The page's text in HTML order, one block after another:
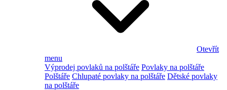
Otevřít
menu
Výprodej povlaků na polštáře Povlaky na polštáře
Polštáře Chlupaté povlaky na polštáře Dětské povlaky
na polštáře